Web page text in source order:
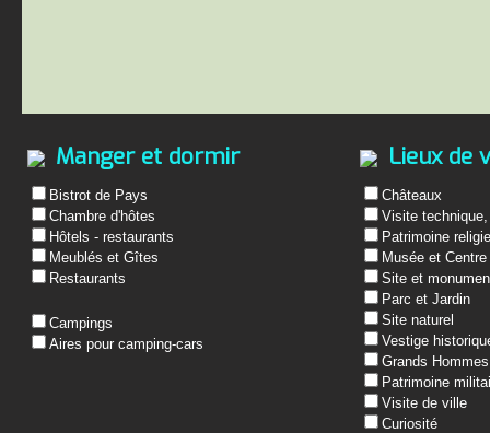
Manger et dormir
Bistrot de Pays
Chambre d'hôtes
Hôtels - restaurants
Meublés et Gîtes
Restaurants
Campings
Aires pour camping-cars
Lieux de
Châteaux
Visite
Patrimoine
Musée et
Site et
Parc et Jardin
Site naturel
Vestige
Grands Hommes
Patrimoine
Visite de ville
Curiosité